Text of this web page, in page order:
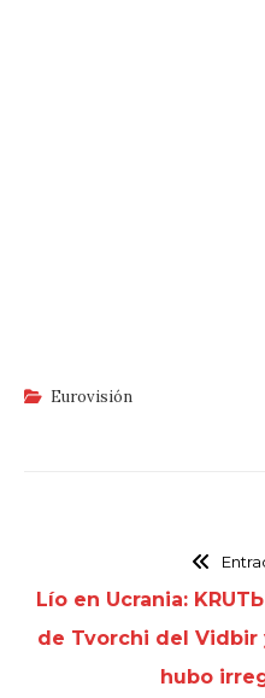
Eurovisión
Lío en Ucrania:
de Tvorchi del Vidbir
hubo